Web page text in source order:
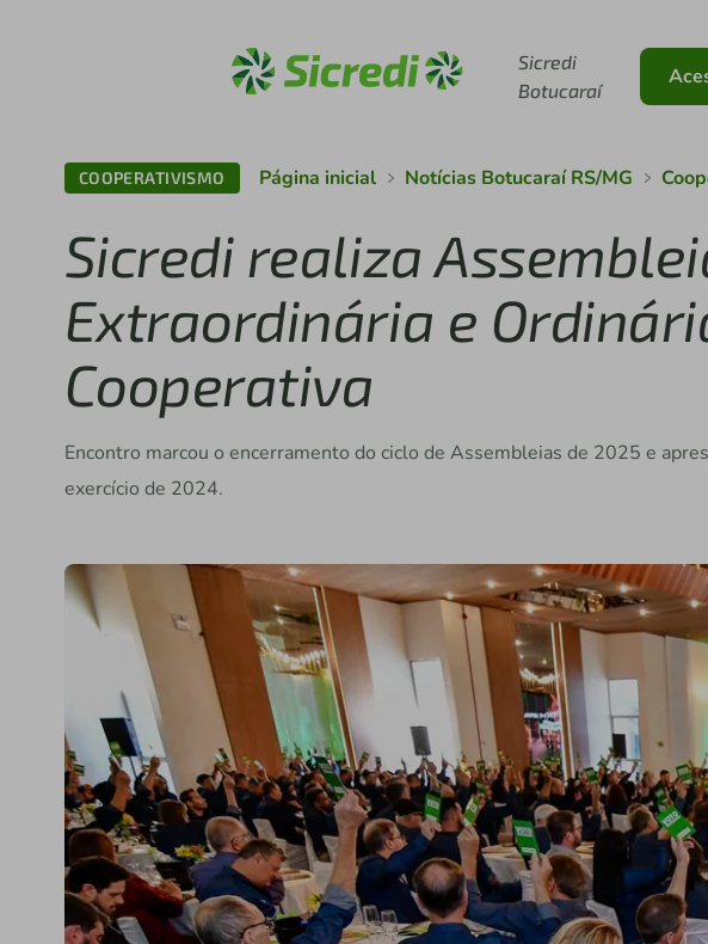
Sicredi
Botucaraí
COOPERATIVISMO Página inicial Notícias Botucaraí RS/MG
Sicredi realiza
Extraordinária e
Cooperativa
Encontro marcou o encerramento do ciclo de Assembleias de 2025 e
exercício de 2024.